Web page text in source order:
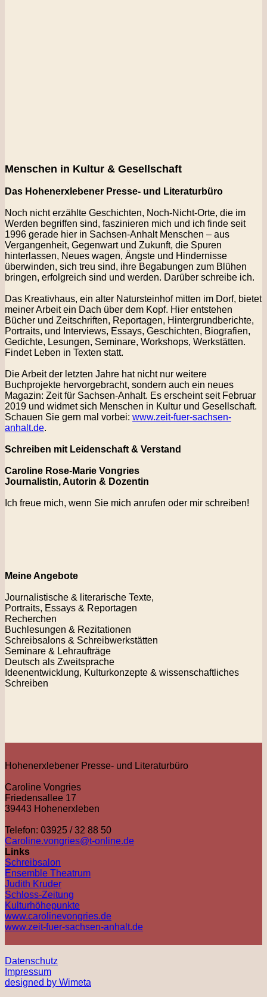
Menschen in Kultur & Gesellschaft
Das Hohenerxlebener Presse- und Literaturbüro
Noch nicht erzählte Geschichten, Noch-Nicht-Orte, die im
Werden begriffen sind, faszinieren mich und ich finde seit
1996 gerade hier in Sachsen-Anhalt Menschen – aus
Vergangenheit, Gegenwart und Zukunft, die Spuren
hinterlassen, Neues wagen, Ängste und Hindernisse
überwinden, sich treu sind, ihre Begabungen zum Blühen
bringen, erfolgreich sind und werden. Darüber schreibe ich.
Das Kreativhaus, ein alter Natursteinhof mitten im Dorf, bietet
meiner Arbeit ein Dach über dem Kopf. Hier entstehen
Bücher und Zeitschriften, Reportagen, Hintergrundberichte,
Portraits, und Interviews, Essays, Geschichten, Biografien,
Gedichte, Lesungen, Seminare, Workshops, Werkstätten.
Findet Leben in Texten statt.
Die Arbeit der letzten Jahre hat nicht nur weitere
Buchprojekte hervorgebracht, sondern auch ein neues
Magazin: Zeit für Sachsen-Anhalt. Es erscheint seit Februar
2019 und widmet sich Menschen in Kultur und Gesellschaft.
Schauen Sie gern mal vorbei: www.zeit-fuer-sachsen-
anhalt.de.
Schreiben mit Leidenschaft & Verstand
Caroline Rose-Marie Vongries
Journalistin, Autorin & Dozentin
Ich freue mich, wenn Sie mich anrufen oder mir schreiben!
Meine Angebote
Journalistische & literarische Texte,
Portraits, Essays & Reportagen
Recherchen
Buchlesungen & Rezitationen
Schreibsalons & Schreibwerkstätten
Seminare & Lehraufträge
Deutsch als Zweitsprache
Ideenentwicklung, Kulturkonzepte & wissenschaftliches
Schreiben
Hohenerxlebener Presse- und Literaturbüro
Caroline Vongries
Friedensallee 17
39443 Hohenerxleben
Telefon: 03925 / 32 88 50
Caroline.vongries@t-online.de
Links
Schreibsalon
Ensemble Theatrum
Judith Kruder
Schloss-Zeitung
Kulturhöhepunkte
www.carolinevongries.de
www.zeit-fuer-sachsen-anhalt.de
Datenschutz
Impressum
designed by Wimeta